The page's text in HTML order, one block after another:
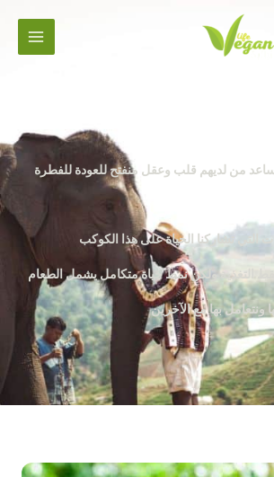
من لديهم قلب وعقل منفتح للعودة للفطرة
التي تشاركنا الحياة على هذا الكوكب
فقط التغذية ولكن نمط حياة متكامل يشمل الطعام
ونتعامل بها مع الآخرين